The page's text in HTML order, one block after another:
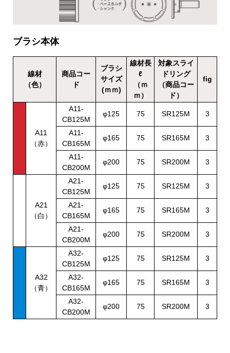
ブラシ本体
線材
（色）
商品コー
ド
ブラシ
サイズ
(ｍｍ)
線材長
ℓ
（ｍ
ｍ）
対象スライ
ドリング
（商品コー
ド）
fig
A11
（赤）
A11-
CB125M
φ125 75 SR125M 3
A11-
CB165M
φ165 75 SR165M 3
A11-
CB200M
φ200 75 SR200M 3
A21
（白）
A21-
CB125M
φ125 75 SR125M 3
A21-
CB165M
φ165 75 SR165M 3
A21-
CB200M
φ200 75 SR200M 3
A32
（青）
A32-
CB125M
φ125 75 SR125M 3
A32-
CB165M
φ165 75 SR165M 3
A32-
CB200M
φ200 75 SR200M 3